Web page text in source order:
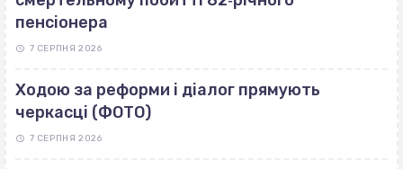
пенсіонера
7 СЕРПНЯ 2026
Ходою за реформи і діалог прямують
черкасці (ФОТО)
7 СЕРПНЯ 2026